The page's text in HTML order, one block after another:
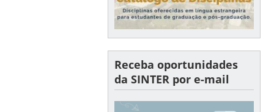
Receba oportunidades
da SINTER por e-mail